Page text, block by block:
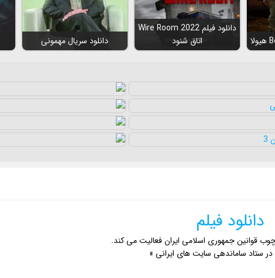
دانلود فیلم Wire Room 2022
اتاق شنود
دانلود سریال مهمونی
دانلود فیلم
قوانین جمهوری اسلامی ایران فعالیت می کند.
ستاد ساماندهی سایت های ایرانی »